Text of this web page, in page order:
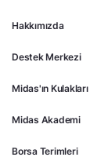
Hakkımızda
Destek Merkezi
Midas'ın Kulakları
Midas Akademi
Borsa Terimleri